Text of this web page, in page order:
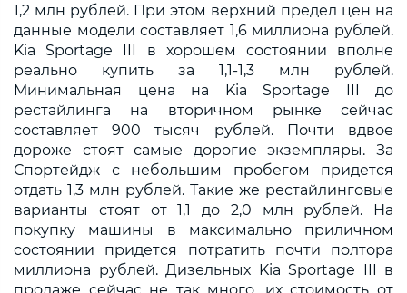
1,2 млн рублей. При этом верхний предел цен на
данные модели составляет 1,6 миллиона рублей.
Kia Sportage III в хорошем состоянии вполне
реально купить за 1,1-1,3 млн рублей.
Минимальная цена на Kia Sportage III до
рестайлинга на вторичном рынке сейчас
составляет 900 тысяч рублей. Почти вдвое
дороже стоят самые дорогие экземпляры. За
Спортейдж с небольшим пробегом придется
отдать 1,3 млн рублей. Такие же рестайлинговые
варианты стоят от 1,1 до 2,0 млн рублей. На
покупку машины в максимально приличном
состоянии придется потратить почти полтора
миллиона рублей. Дизельных Kia Sportage III в
продаже сейчас не так много, их стоимость от